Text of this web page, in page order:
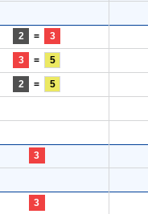
2 = 3
3 = 5
2 = 5
3
3